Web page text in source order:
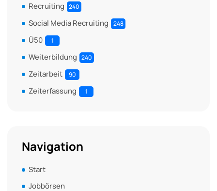
Recruiting 240
Social Media Recruiting 248
Ü50 1
Weiterbildung 240
Zeitarbeit 90
Zeiterfassung 1
Navigation
Start
Jobbörsen